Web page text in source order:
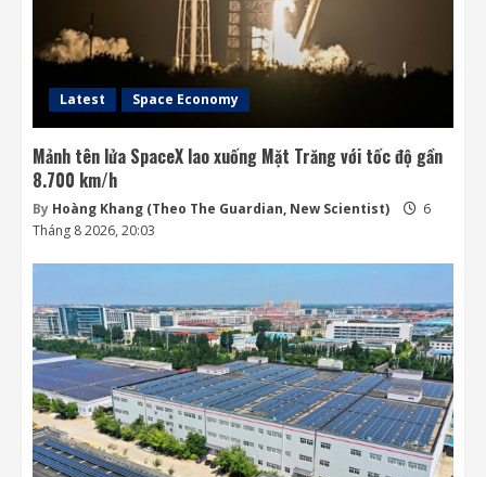
4
robot siêu khéo léo
6 Tháng 8 2026, 06:35
Latest Space Economy
Mảnh tên lửa SpaceX lao xuống Mặt Trăng với tốc độ gần
8.700 km/h
By Hoàng Khang (Theo The Guardian, New Scientist)
6
Tháng 8 2026, 20:03